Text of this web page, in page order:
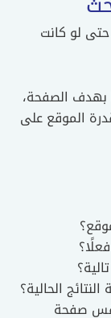
لو كانت
بهدف الصفحة،
الموقع على
الحالية؟
صفحة